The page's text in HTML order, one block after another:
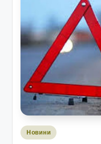
Опубліковано
Новини